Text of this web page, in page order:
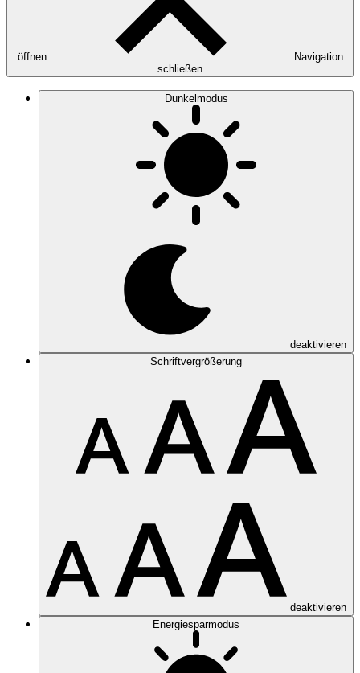
öffnen
Navigation
schließen
Dunkelmodus
deaktivieren
Schriftvergrößerung
deaktivieren
Energiesparmodus